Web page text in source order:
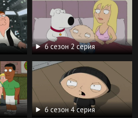
6 сезон 2 серия
6 сезон 4 серия